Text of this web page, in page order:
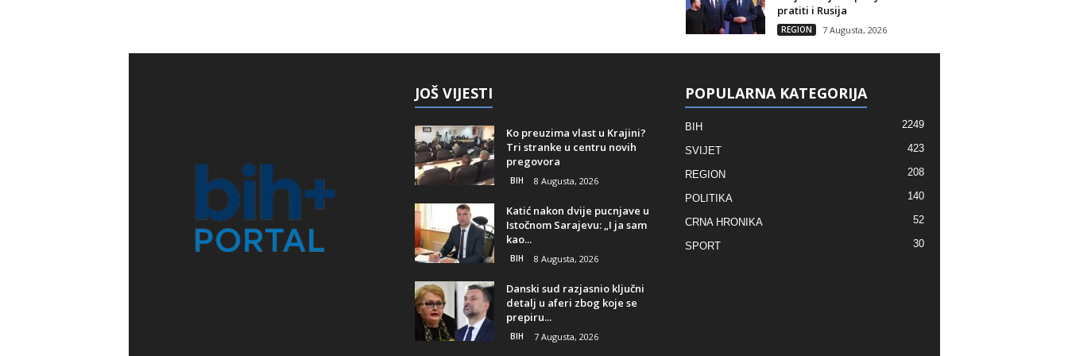
pratiti i Rusija
REGION 7 Augusta, 2026
JOŠ VIJESTI
Ko preuzima vlast u Krajini?
Tri stranke u centru novih
pregovora
BIH 8 Augusta, 2026
Katić nakon dvije pucnjave u
Istočnom Sarajevu: „I ja sam
kao...
BIH 8 Augusta, 2026
Danski sud razjasnio ključni
detalj u aferi zbog koje se
prepiru...
BIH 7 Augusta, 2026
POPULARNA KATEGORIJA
BIH 2249
SVIJET 423
REGION 208
POLITIKA 140
CRNA HRONIKA 52
SPORT 30